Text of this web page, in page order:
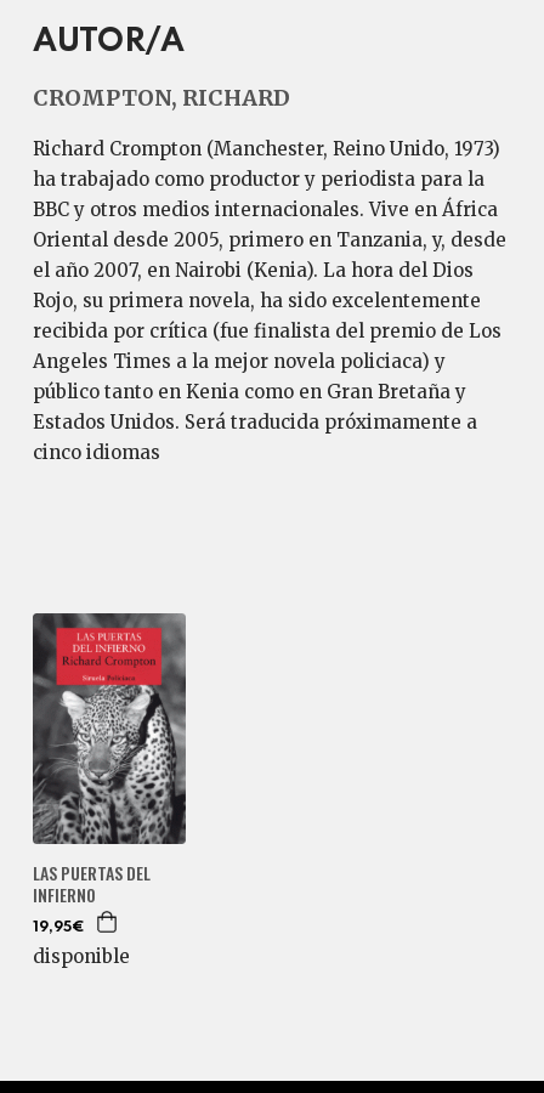
AUTOR/A
CROMPTON, RICHARD
Richard Crompton (Manchester, Reino Unido, 1973)
ha trabajado como productor y periodista para la
BBC y otros medios internacionales. Vive en África
Oriental desde 2005, primero en Tanzania, y, desde
el año 2007, en Nairobi (Kenia). La hora del Dios
Rojo, su primera novela, ha sido excelentemente
recibida por crítica (fue finalista del premio de Los
Angeles Times a la mejor novela policiaca) y
público tanto en Kenia como en Gran Bretaña y
Estados Unidos. Será traducida próximamente a
cinco idiomas
LAS PUERTAS DEL
INFIERNO
19,95€
disponible